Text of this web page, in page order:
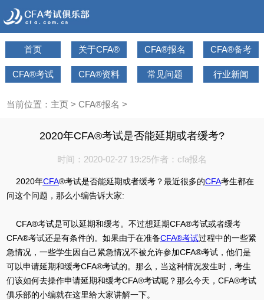
首页 关于CFA® CFA®报名 CFA®备考
CFA®考试 CFA®资料 常见问题 行业新闻
当前位置： 主页> CFA®报名 >
2020年CFA®考试是否能延期或者缓考?
时间：2020-02-27 19:25作者：cfa报名
2020年CFA®考试是否能延期或者缓考？最近很多的CFA考生都在
问这个问题，那么小编告诉大家:
CFA®考试是可以延期和缓考。不过想延期CFA®考试或者缓考
CFA®考试还是有条件的。如果由于在准备CFA®考试过程中的一些紧
急情况，一些学生因自己紧急情况不被允许参加CFA®考试，他们是
可以申请延期和缓考CFA®考试的。那么，当这种情况发生时，考生
们该如何去操作申请延期和缓考CFA®考试呢？那么今天，CFA®考试
俱乐部的小编就在这里给大家讲解一下。